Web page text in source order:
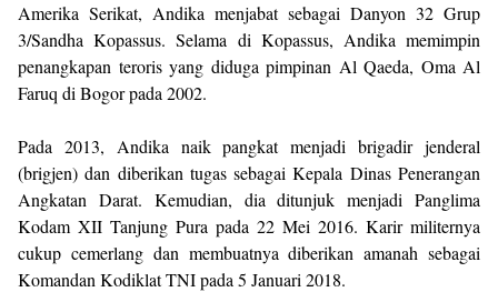
Amerika Serikat, Andika menjabat sebagai Danyon 32 Grup
3/Sandha Kopassus. Selama di Kopassus, Andika memimpin
penangkapan teroris yang diduga pimpinan Al Qaeda, Oma Al
Faruq di Bogor pada 2002.
Pada 2013, Andika naik pangkat menjadi brigadir jenderal
(brigjen) dan diberikan tugas sebagai Kepala Dinas Penerangan
Angkatan Darat. Kemudian, dia ditunjuk menjadi Panglima
Kodam XII Tanjung Pura pada 22 Mei 2016. Karir militernya
cukup cemerlang dan membuatnya diberikan amanah sebagai
Komandan Kodiklat TNI pada 5 Januari 2018.